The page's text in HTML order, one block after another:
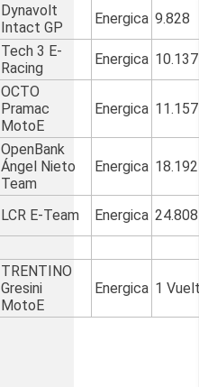
Dynavolt
Intact GP
Energica 9.828
Tech 3 E-
Racing
Energica 10.137
OCTO
Pramac
MotoE
Energica 11.157
OpenBank
Ángel Nieto
Team
Energica 18.192
LCR E-Team Energica 24.808
TRENTINO
Gresini
MotoE
Energica 1